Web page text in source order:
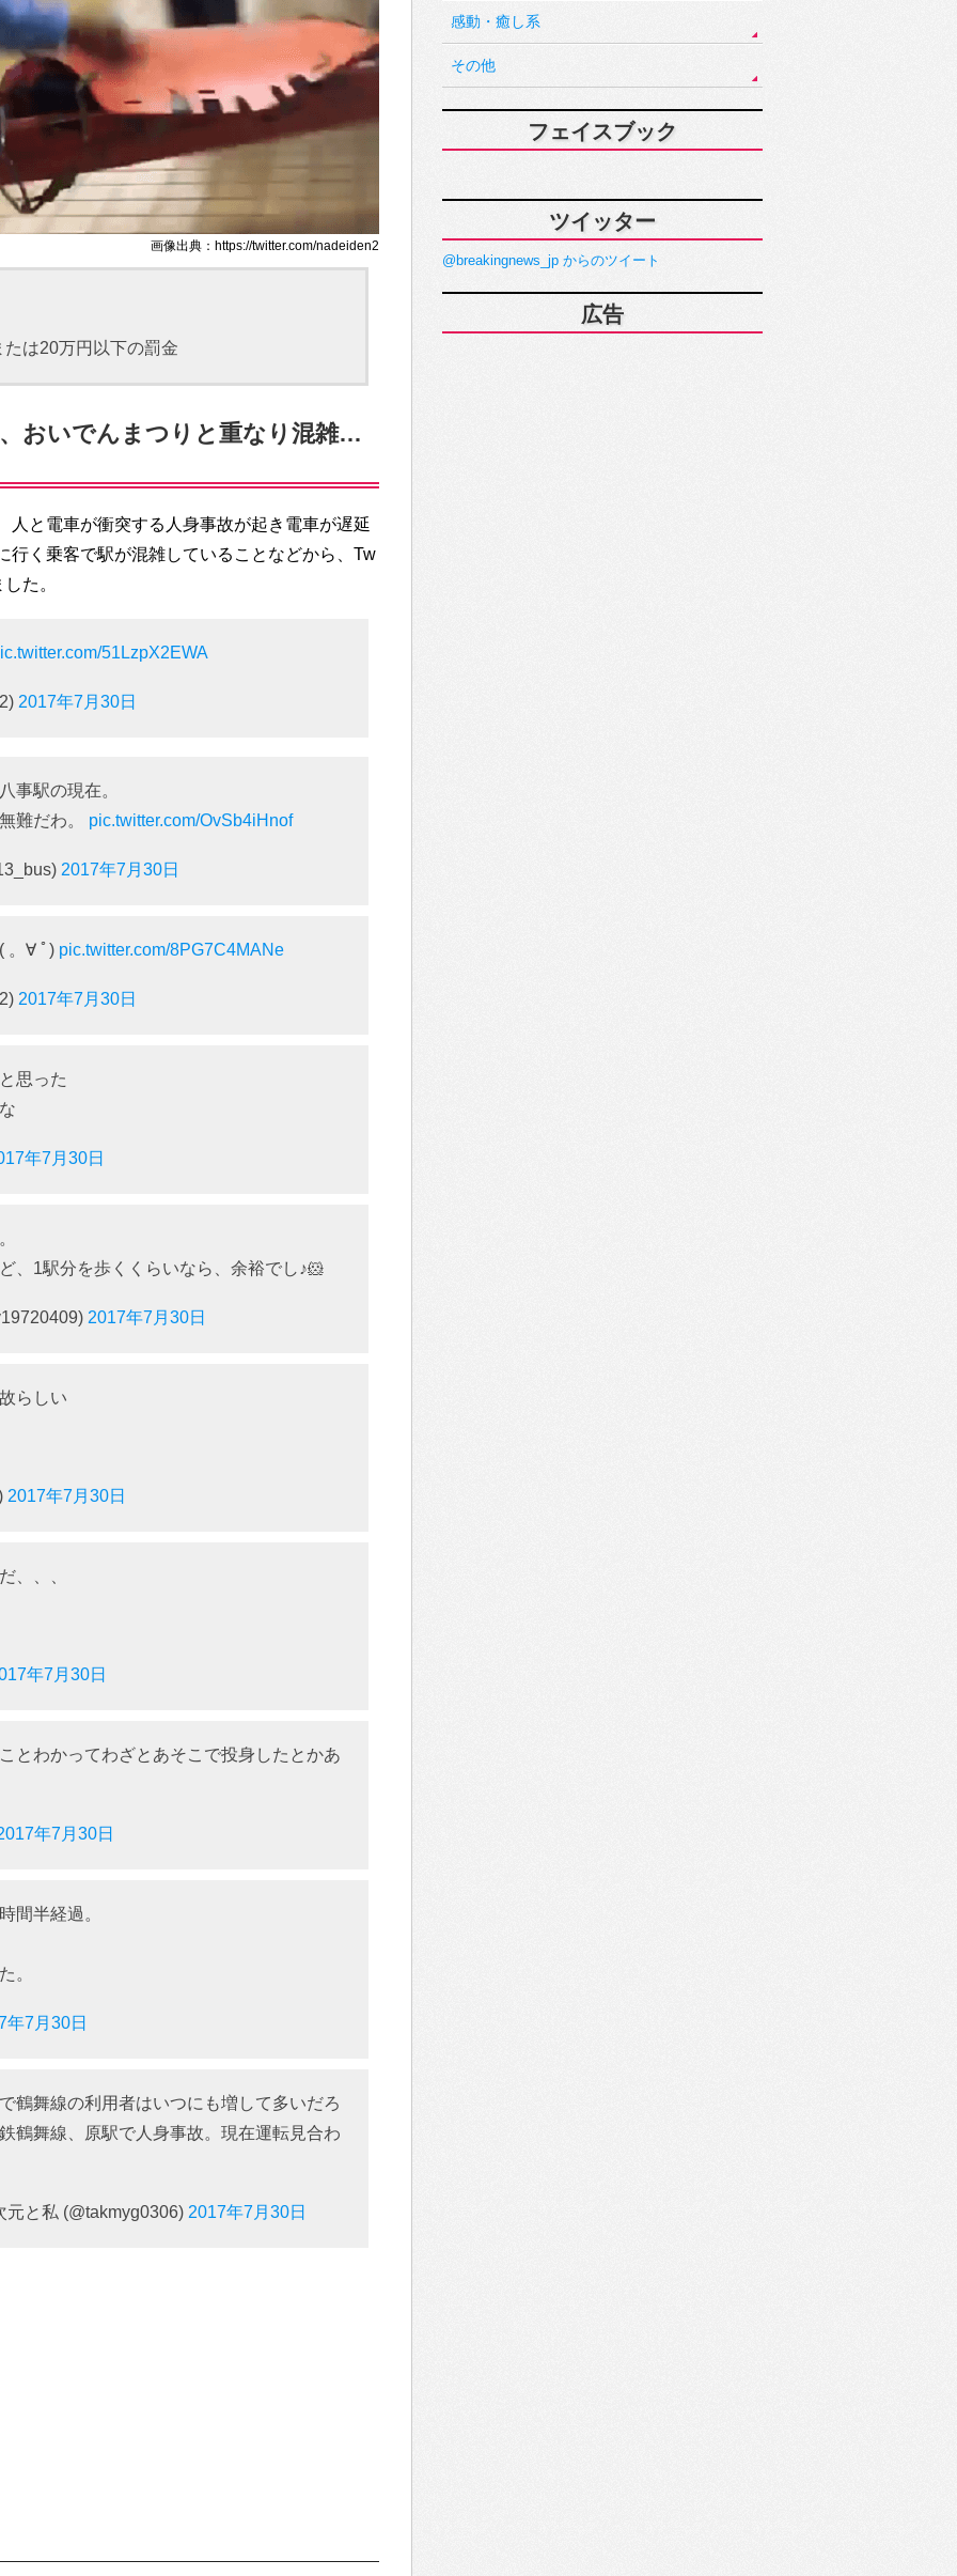
画像出典：https://twitter.com/nadeiden2
は20万円以下の罰金
おいでんまつりと重なり混雑…
人と電車が衝突する人身事故が起き電車が遅延
行く乗客で駅が混雑していることなどから、Tw
た。
51LzpX2EWA
2017年7月30日
事駅の現在。
難だわ。 pic.twitter.com/OvSb4iHnof
2017年7月30日
。∀ ﾟ) pic.twitter.com/8PG7C4MANe
2017年7月30日
思った
年7月30日
、1駅分を歩くくらいなら、余裕でし♪🐹
2017年7月30日
らしい
2017年7月30日
、、、
年7月30日
とわかってわざとあそこで投身したとかあ
年7月30日
間半経過。
。
年7月30日
鶴舞線の利用者はいつにも増して多いだろ
鶴舞線、原駅で人身事故。現在運転見合わ
と私 (@takmyg0306) 2017年7月30日
感動・癒し系
その他
フェイスブック
ツイッター
@breakingnews_jp からのツイート
広告